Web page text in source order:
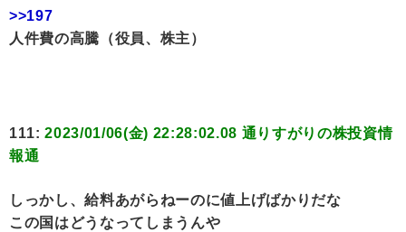
>>197
人件費の高騰（役員、株主）
111:2023/01/06(金) 22:28:02.08 通りすがりの株投資情
報通
しっかし、給料あがらねーのに値上げばかりだな
この国はどうなってしまうんや